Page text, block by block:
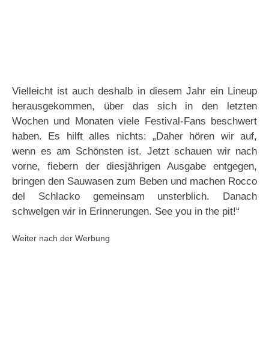
Vielleicht ist auch deshalb in diesem Jahr ein Lineup
herausgekommen, über das sich in den letzten
Wochen und Monaten viele Festival-Fans beschwert
haben. Es hilft alles nichts: „Daher hören wir auf,
wenn es am Schönsten ist. Jetzt schauen wir nach
vorne, fiebern der diesjährigen Ausgabe entgegen,
bringen den Sauwasen zum Beben und machen Rocco
del Schlacko gemeinsam unsterblich. Danach
schwelgen wir in Erinnerungen. See you in the pit!“
Weiter nach der Werbung